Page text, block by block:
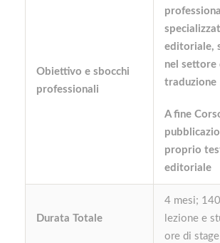
Obiettivo e sbocchi
professionali
editoriale,
nel settore
traduzione
A fine
proprio
editoriale
Durata Totale
4 mesi;
lezione e
ore di stage